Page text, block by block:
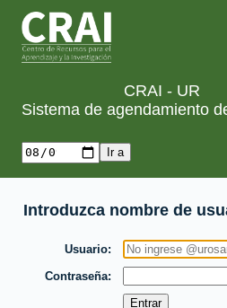
CRAI - UR
Sistema de agendamiento
Introduzca nombre de
Usuario
Contraseña